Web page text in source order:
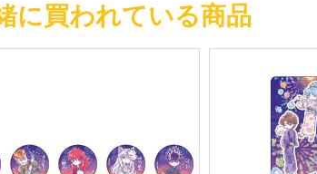
に買われている商品